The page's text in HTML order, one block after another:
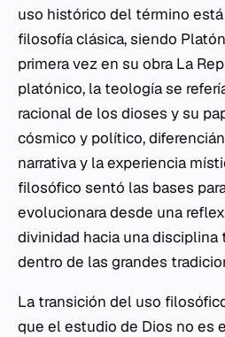
uso histórico del término
filosofía clásica, siendo
primera vez en su obra La
platónico, la teología se
racional de los dioses y su
cósmico y político,
narrativa y la experiencia
filosófico sentó las bases
evolucionara desde una
divinidad hacia una
dentro de las grandes
La transición del uso
que el estudio de Dios no es